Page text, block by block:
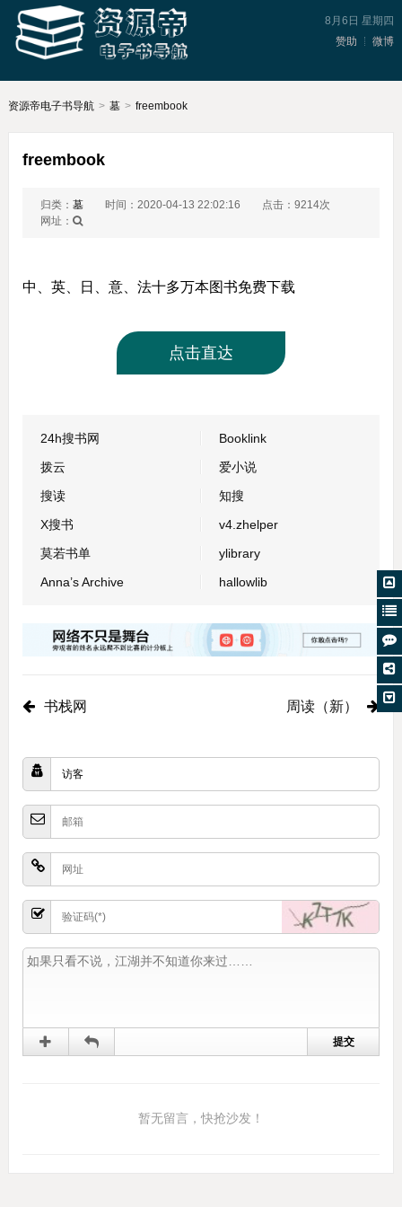
8月6日 星期四
赞助
微博
资源帝电子书导航 > 墓 > freembook
freembook
归类： 墓 时间：2020-04-13 22:02:16
点击：9214次
网址：
中、英、日、意、法十多万本图书免费下载
点击直达
24h搜书网
Booklink
拨云
爱小说
搜读
知搜
X搜书
v4.zhelper
莫若书单
ylibrary
Anna’s Archive
hallowlib
书栈网 周读（新）
暂无留言，快抢沙发！